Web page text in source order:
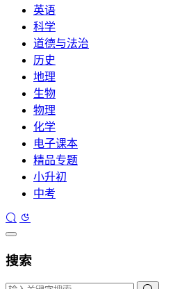
英语
科学
道德与法治
历史
地理
生物
物理
化学
电子课本
精品专题
小升初
中考
搜索